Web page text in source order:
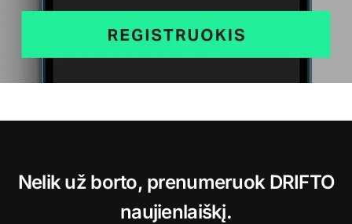
Nelik už borto, prenumeruok DRIFTO
naujienlaiškį.